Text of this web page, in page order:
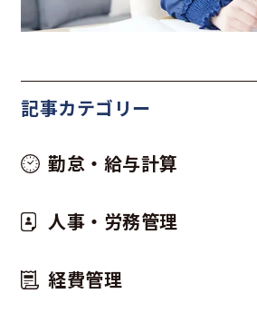
記事カテゴリー
勤怠・給与計算
人事・労務管理
経費管理